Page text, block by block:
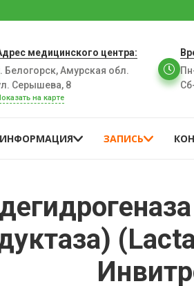
медицинского центра:
Белогорск, Амурская обл.
Серышева, 8
на карте
ИНФОРМАЦИЯ ЗАПИСЬ